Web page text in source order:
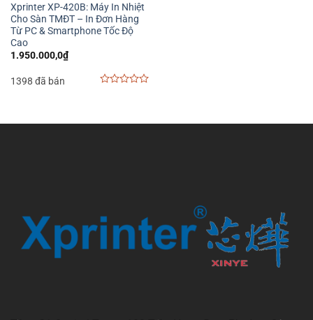
Xprinter XP-420B: Máy In Nhiệt
Cho Sàn TMĐT – In Đơn Hàng
Từ PC & Smartphone Tốc Độ
Cao
1.950.000,0₫
1398 đã bán
5